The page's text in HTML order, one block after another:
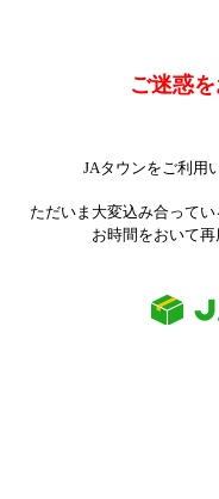
ご迷惑
JAタウンをご利用
ただいま大変込み合って
お時間をおいて